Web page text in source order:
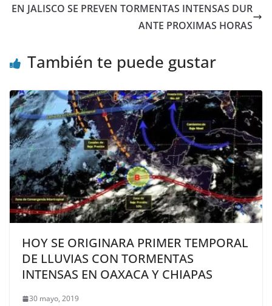
EN JALISCO SE PREVEN TORMENTAS INTENSAS DUR
ANTE PROXIMAS HORAS
También te puede gustar
HOY SE ORIGINARA PRIMER TEMPORAL
DE LLUVIAS CON TORMENTAS
INTENSAS EN OAXACA Y CHIAPAS
30 mayo, 2019